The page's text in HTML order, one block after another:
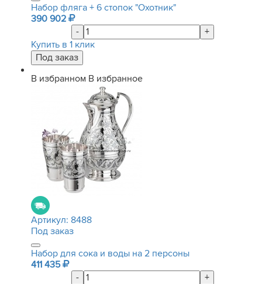
Набор фляга + 6 стопок "Охотник"
390 902
-
+
Купить в 1 клик
В избранном В избранное
Артикул: 8488
Под заказ
Набор для сока и воды на 2 персоны
411 435
-
+